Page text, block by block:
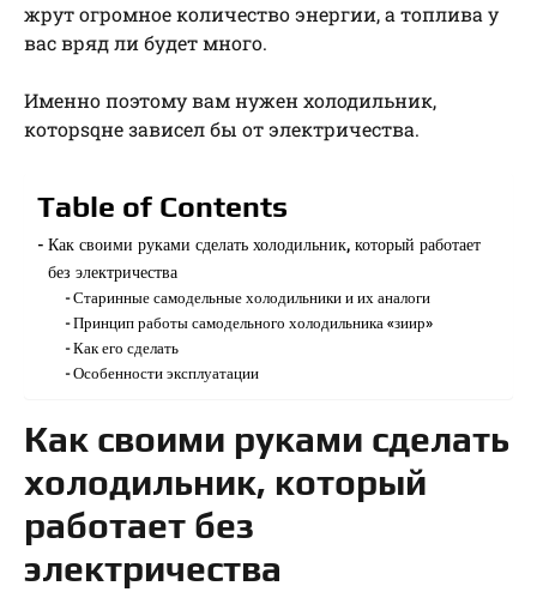
жрут огромное количество энергии, а топлива у
вас вряд ли будет много.
Именно поэтому вам нужен холодильник,
которsqне зависел бы от электричества.
Table of Contents
Как своими руками сделать холодильник, который работает
без электричества
Старинные самодельные холодильники и их аналоги
Принцип работы самодельного холодильника «зиир»
Как его сделать
Особенности эксплуатации
Как своими руками сделать
холодильник, который
работает без
электричества